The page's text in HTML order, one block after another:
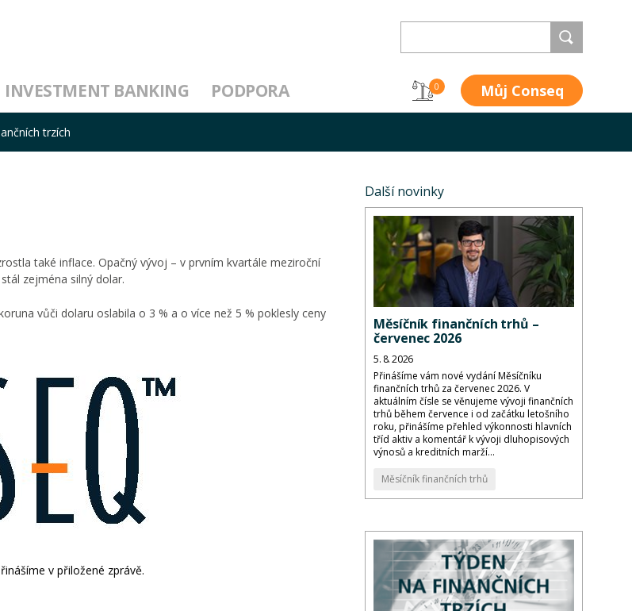
INVESTMENT BANKING PODPORA 0 Můj Conseq
trzích
také inflace. Opačný vývoj – v prvním kvartále meziroční
zejména silný dolar.
vůči dolaru oslabila o 3 % a o více než 5 % poklesly ceny
v přiložené zprávě.
Další novinky
Měsíčník finančních trhů –
červenec 2026
5. 8. 2026
Přinášíme vám nové vydání Měsíčníku
finančních trhů za červenec 2026. V
aktuálním čísle se věnujeme vývoji finančních
trhů během července i od začátku letošního
roku, přinášíme přehled výkonnosti hlavních
tříd aktiv a komentář k vývoji dluhopisových
výnosů a kreditních marží...
Měsíčník finančních trhů